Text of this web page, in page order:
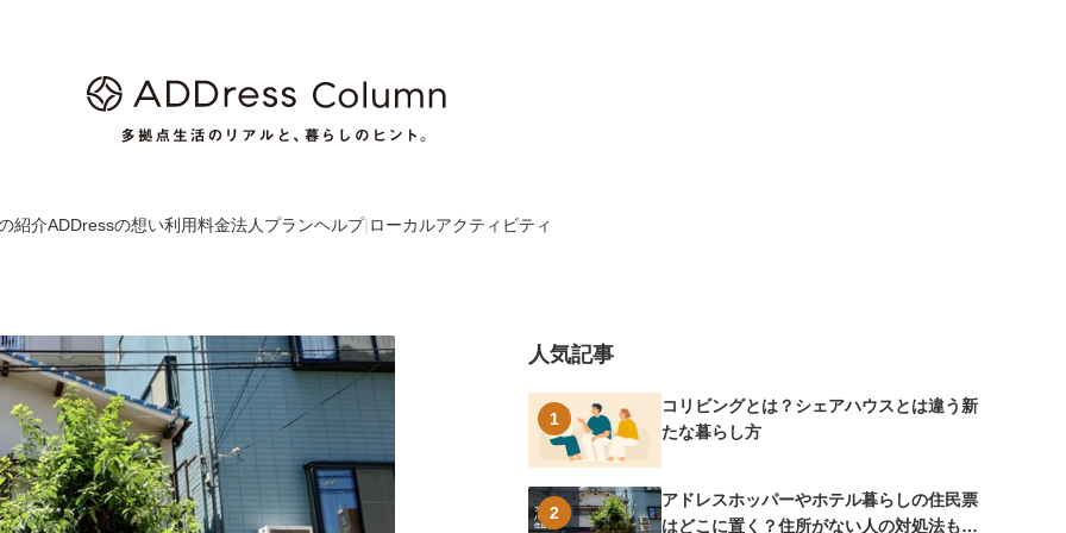
紹介ADDressの想い利用料金法人プランヘルプ| ローカルアクティビティ
人気記事
1
コリビングとは？シェアハウスとは違う新
たな暮らし方
2
アドレスホッパーやホテル暮らしの住民票
はどこに置く？住所がない人の対処法も紹